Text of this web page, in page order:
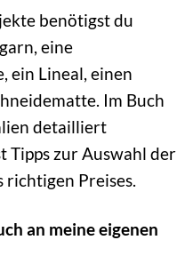
benötigst du
eine
ein Lineal, einen
Im Buch
detailliert
Tipps zur Auswahl der
Preises.
an meine eigenen